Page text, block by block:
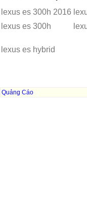
lexus es 300h 2016
lexus es 300h
lexus es hybrid
Quảng Cáo